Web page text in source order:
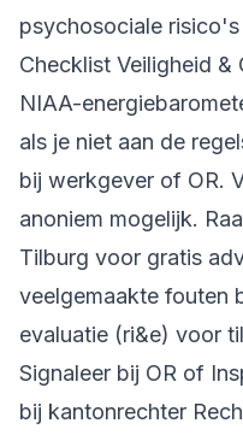
psychosociale
Checklist Veiligheid
NIAA-
als je niet aan de
bij werkgever of OR.
anoniem mogelijk.
Tilburg voor gratis
veelgemaakte fouten
evaluatie (ri&e) voor
Signaleer bij OR of
bij kantonrechter